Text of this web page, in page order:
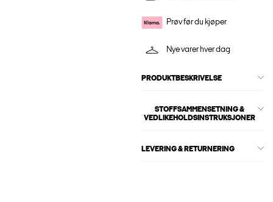
Prøv før du kjøper
Nye varer hver dag
PRODUKTBESKRIVELSE
STOFFSAMMENSETNING &
VEDLIKEHOLDSINSTRUKSJONER
LEVERING & RETURNERING